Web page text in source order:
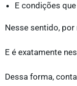
E condições
Nesse sentido,
E é exatamente
Dessa forma,